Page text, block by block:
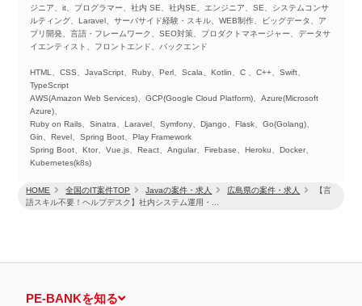
HOME 全国のIT案件TOP Javaの案件・求人 広島県の案件・求人
【言
語スキル不要！ヘルプデスク】社内システム運用・...
ジニア、it、プログラマー、社内 SE、社内SE、エンジニア、SE、システムコンサ
ルティング、Laravel、サーバサイド経験・スキル、WEB制作、ビッグデータ、ア
プリ開発、言語・フレームワーク、SEO対策、プロダクトマネージャー、データサ
イエンティスト、フロントエンド、バックエンド
HTML、CSS、JavaScript、Ruby、Perl、Scala、Kotlin、C 、C++、Swift、
TypeScript
AWS(Amazon Web Services)、GCP(Google Cloud Platform)、Azure(Microsoft
Azure)、
Ruby on Rails、Sinatra、Laravel、Symfony、Django、Flask、Go(Golang)、
Gin、Revel、Spring Boot、Play Framework
Spring Boot、Ktor、Vue.js、React、Angular、Firebase、Heroku、Docker、
Kubernetes(k8s)
PE-BANKを知る